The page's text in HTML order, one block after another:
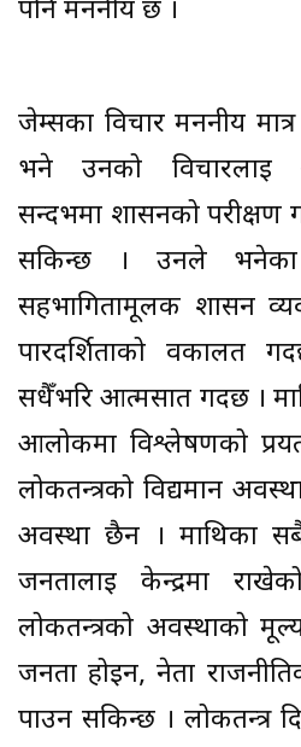
पनि मननीय छ ।
जेम्सका विचार मननीय
भने उनको विचारलाई
सन्दर्भमा शासनको
सकिन्छ । उनले
सहभागितामूलक शासन
पारदर्शिताको वकालत
सधैँभरि आत्मसात गर्दछ ।
आलोकमा विश्लेषणको
लोकतन्त्रको विद्यमान
अवस्था छैन । माथिका
जनतालाई केन्द्रमा
लोकतन्त्रको अवस्थाको
जनता होइन, नेता
पाउन सकिन्छ । लोकतन्त्र